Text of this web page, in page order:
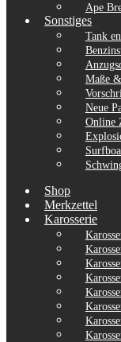
Ape
Sonstiges
Tank
Maße
Neue
Online
Shop
Merkzettel
Karosserie